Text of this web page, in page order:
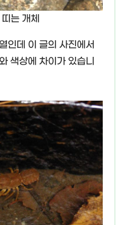
는 개체
인데 이 글의 사진에서
색상에 차이가 있습니